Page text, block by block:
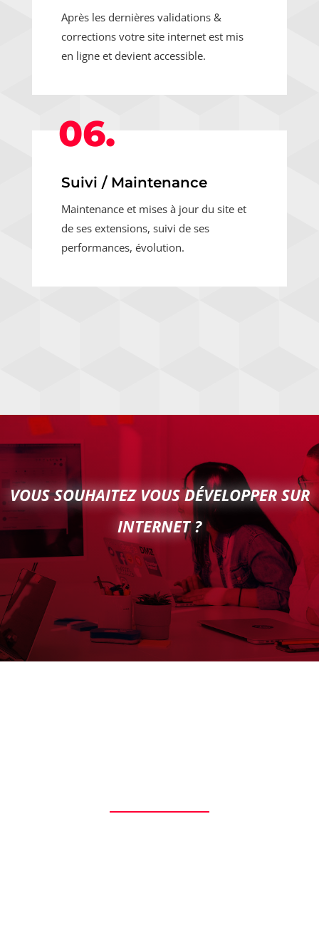
Après les dernières validations &
corrections votre site internet est mis
en ligne et devient accessible.
06.
Suivi / Maintenance
Maintenance et mises à jour du site et
de ses extensions, suivi de ses
performances, évolution.
VOUS SOUHAITEZ VOUS DÉVELOPPER SUR
INTERNET ?